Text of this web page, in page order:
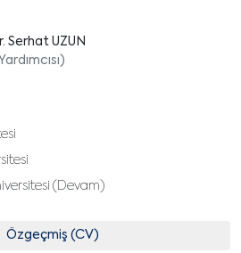
Serhat UZUN
(Devam)
Özgeçmiş (CV)